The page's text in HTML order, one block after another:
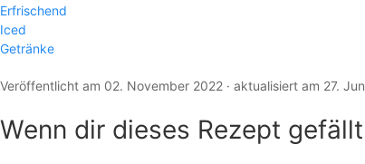
Erfrischend
Iced
Getränke
Veröffentlicht am 02. November 2022 · aktualisiert am 27.
Wenn dir dieses Rezept